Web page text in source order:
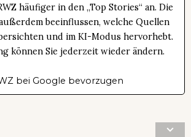
häufiger in den „Top Stories“ an. Die
beeinflussen, welche Quellen
und im KI-Modus hervorhebt.
können Sie jederzeit wieder ändern.
bei Google bevorzugen